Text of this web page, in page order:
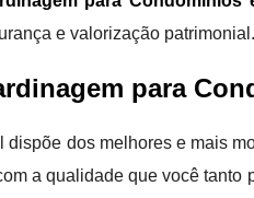
e valorização patrimonial.
para
dos melhores e mais
a qualidade que você